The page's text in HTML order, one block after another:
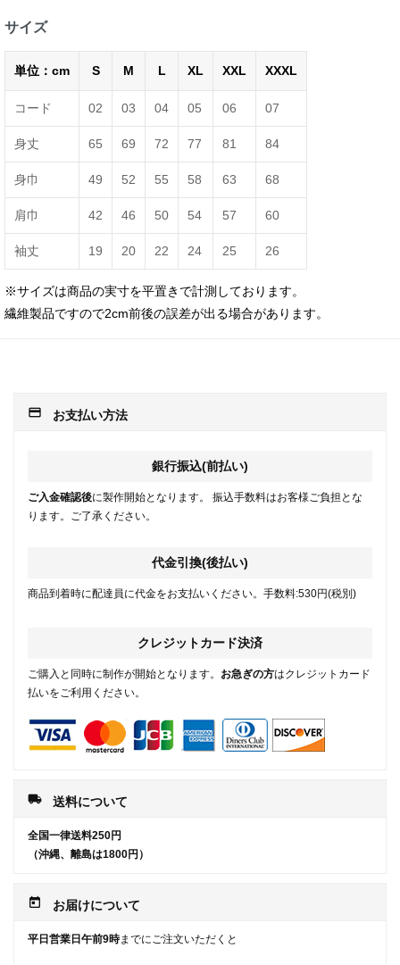
サイズ
単位：cm S M L XL XXL XXXL
コード 02 03 04 05 06 07
身丈 65 69 72 77 81 84
身巾 49 52 55 58 63 68
肩巾 42 46 50 54 57 60
袖丈 19 20 22 24 25 26
※サイズは商品の実寸を平置きで計測しております。
繊維製品ですので2cm前後の誤差が出る場合があります。
payment お支払い方法
銀行振込(前払い)
ご入金確認後に製作開始となります。 振込手数料はお客様ご負担とな
ります。ご了承ください。
代金引換(後払い)
商品到着時に配達員に代金をお支払いください。手数料:530円(税別)
クレジットカード決済
ご購入と同時に制作が開始となります。 お急ぎの方はクレジットカード
払いをご利用ください。
local_shipping 送料について
全国一律送料250円
（沖縄、離島は1800円）
today お届けについて
平日営業日午前9時までにご注文いただくと